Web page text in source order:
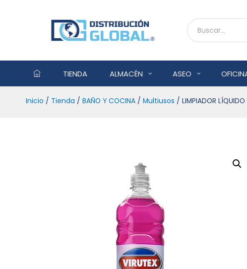
TIENDA ALMACÉN ASEO
Inicio / Tienda / BAÑO Y COCINA / Multiusos / LIMPIADOR